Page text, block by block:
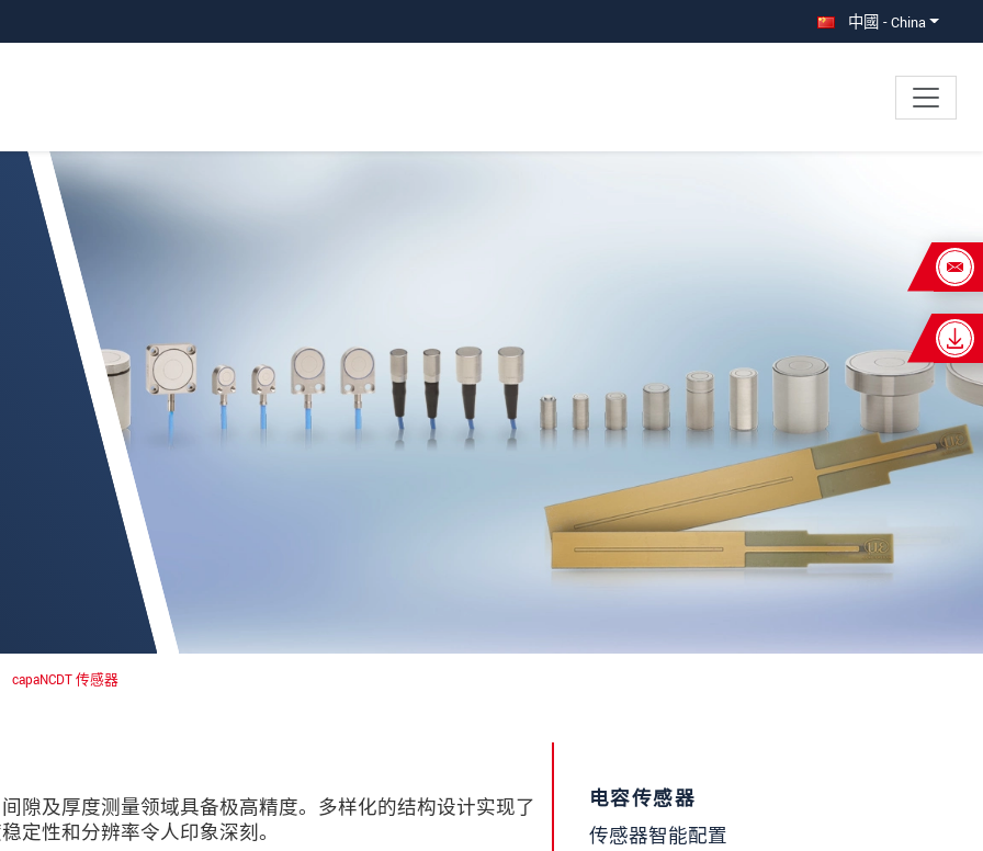
中國 - China
capaNCDT 传感器
隙及厚度测量领域具备极高精度。多样化的结构设计实现了
定性和分辨率令人印象深刻。
电容传感器
传感器智能配置
感器